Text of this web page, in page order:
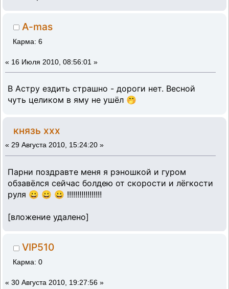
A-mas
Карма: 6
« 16 Июля 2010, 08:56:01 »
В Астру ездить страшно - дороги нет. Весной
чуть целиком в яму не ушёл 🤭
князь ххх
« 29 Августа 2010, 15:24:20 »
Парни поздравте меня я рэношкой и гуром
обзавёлся сейчас болдею от скорости и лёгкости
руля 😀 😀 😀 !!!!!!!!!!!!!!!!!
[вложение удалено]
VIP510
Карма: 0
« 30 Августа 2010, 19:27:56 »